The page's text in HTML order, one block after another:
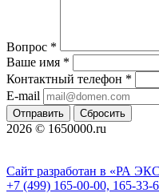
Вопрос *
Ваше имя *
Контактный телефон *
E-mail
Отправить Сбросить
2026 © 1650000.ru
Сайт разработан в «РА
+7 (499) 165-00-00, 165-33-